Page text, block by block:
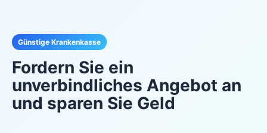
Günstige Krankenkasse
Fordern Sie ein
unverbindliches Angebot an
und sparen Sie Geld